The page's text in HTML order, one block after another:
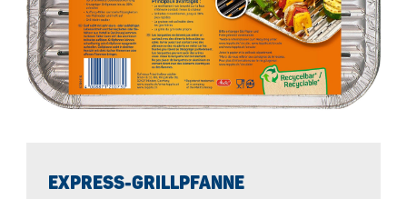
EXPRESS-GRILLPFANNE